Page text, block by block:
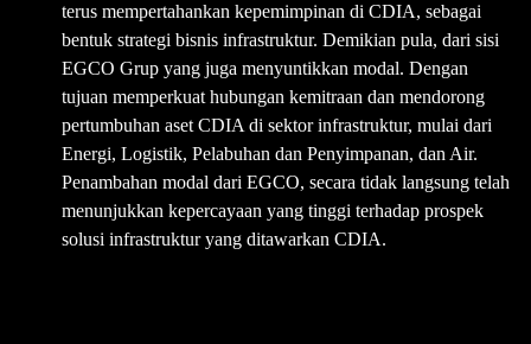
terus mempertahankan kepemimpinan di CDIA, sebagai
bentuk strategi bisnis infrastruktur. Demikian pula, dari sisi
EGCO Grup yang juga menyuntikkan modal. Dengan
tujuan memperkuat hubungan kemitraan dan mendorong
pertumbuhan aset CDIA di sektor infrastruktur, mulai dari
Energi, Logistik, Pelabuhan dan Penyimpanan, dan Air.
Penambahan modal dari EGCO, secara tidak langsung telah
menunjukkan kepercayaan yang tinggi terhadap prospek
solusi infrastruktur yang ditawarkan CDIA.